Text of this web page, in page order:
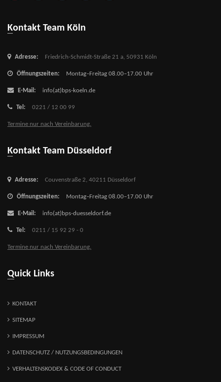
Kontakt Team Köln
Adresse: Friedrich-Schmidt-Straße 21 a, 50931 Köln
Öffnungszeiten: Montag–Freitag 08.00–17.00 Uhr
E-Mail: info(at)bps-koeln.de
Tel: 0221 / 12 00 99
Termine nur nach Vereinbarung.
Kontakt Team Düsseldorf
Adresse: Couvenstraße 2, 40211 Düsseldorf
Öffnungszeiten: Montag–Freitag 08.00–17.00 Uhr
E-Mail: info(at)bps-duesseldorf.de
Tel: 0211 / 15 92 29 - 0
Termine nur nach Vereinbarung.
Quick Links
KONTAKT
SITEMAP
IMPRESSUM
DATENSCHUTZ / NUTZUNGSBEDINGUNGEN
VERHALTENSKODEX & CODE OF CONDUCT